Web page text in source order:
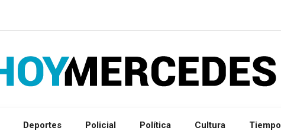
Deportes Policial Política Cultura Tiempo